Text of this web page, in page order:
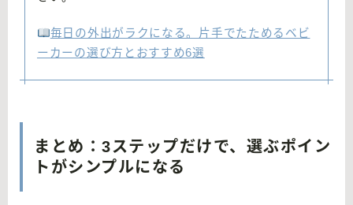
毎日の外出がラクになる。片手でたためるベビ
ーカーの選び方とおすすめ6選
まとめ：3ステップだけで、選ぶポイン
トがシンプルになる